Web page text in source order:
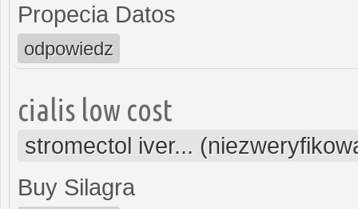
Propecia Datos
odpowiedz
cialis low cost
stromectol iver...
Buy Silagra